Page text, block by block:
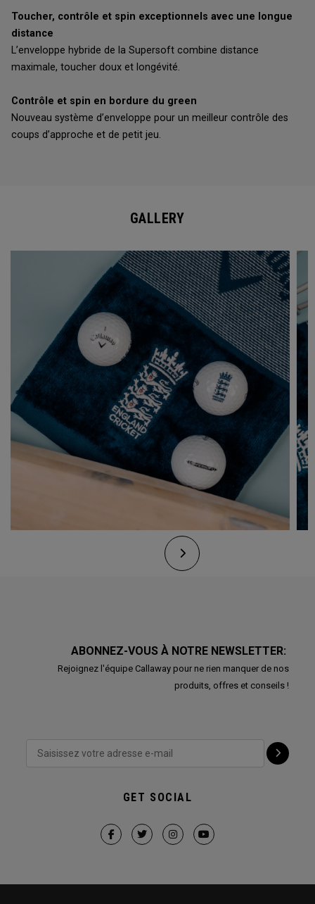
Toucher, contrôle et spin exceptionnels avec une longue
distance
L’enveloppe hybride de la Supersoft combine distance
maximale, toucher doux et longévité.
Contrôle et spin en bordure du green
Nouveau système d’enveloppe pour un meilleur contrôle des
coups d’approche et de petit jeu.
GALLERY
ABONNEZ-VOUS À NOTRE NEWSLETTER:
Rejoignez l'équipe Callaway pour ne rien manquer de nos
produits, offres et conseils !
GET SOCIAL